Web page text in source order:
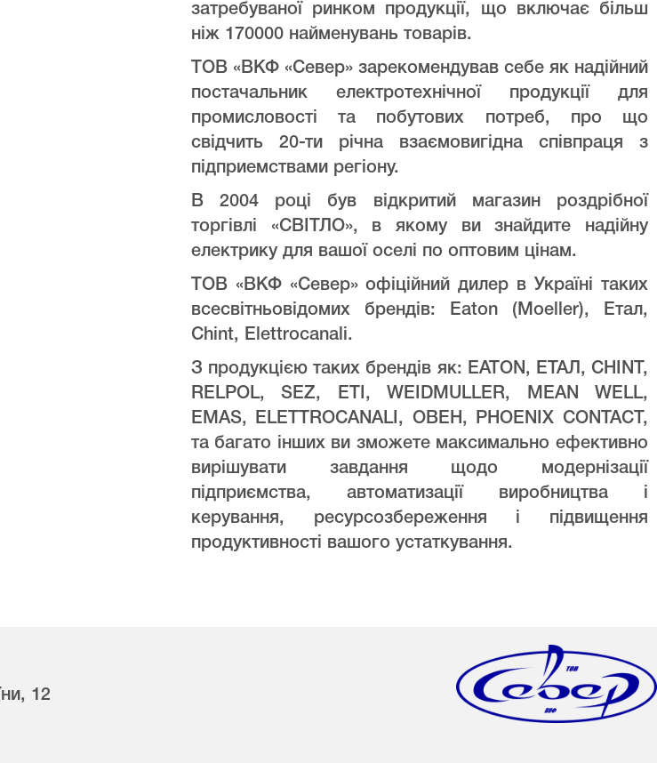
затребуваної ринком продукції, що включає більш
ніж 170000 найменувань товарів.
ТОВ «ВКФ «Север» зарекомендував себе як надійний
постачальник електротехнічної продукції для
промисловості та побутових потреб, про що
свідчить 20-ти річна взаємовигідна співпраця з
підприемствами регіону.
В 2004 році був відкритий магазин роздрібної
торгівлі «СВІТЛО», в якому ви знайдите надійну
електрику для вашої оселі по оптовим цінам.
ТОВ «ВКФ «Север» офіційний дилер в Україні таких
всесвітньовідомих брендів: Eaton (Moeller), Етал,
Chint, Elettrocanali.
З продукцією таких брендів як: EATON, ЕТАЛ, CHINT,
RELPOL, SEZ, ETI, WEIDMULLER, MEAN WELL,
EMAS, ELETTROCANALI, ОВЕН, PHOENIX CONTACT,
та багато інших ви зможете максимально ефективно
вирішувати завдання щодо модернізації
підприємства, автоматизації виробництва і
керування, ресурсозбереження і підвищення
продуктивності вашого устаткування.
12